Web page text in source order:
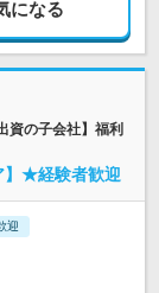
になる
資の子会社】福利
】★経験者歓迎
迎